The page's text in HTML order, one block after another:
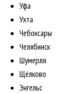
Уфа
Ухта
Чебоксары
Челябинск
Шумерля
Щёлково
Энгельс